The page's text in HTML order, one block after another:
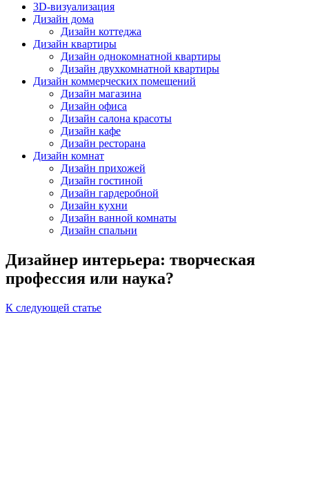
3D-визуализация
Дизайн дома
Дизайн коттеджа
Дизайн квартиры
Дизайн однокомнатной квартиры
Дизайн двухкомнатной квартиры
Дизайн коммерческих помещений
Дизайн магазина
Дизайн офиса
Дизайн салона красоты
Дизайн кафе
Дизайн ресторана
Дизайн комнат
Дизайн прихожей
Дизайн гостиной
Дизайн гардеробной
Дизайн кухни
Дизайн ванной комнаты
Дизайн спальни
Дизайнер интерьера: творческая
профессия или наука?
К следующей статье